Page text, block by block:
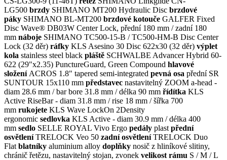
LG500 brzdy SHIMANO MT200 Hydraulic Disc brzdové
páky SHIMANO BL-MT200 brzdové kotouče GALFER Fixed
Disc Wave® DB03W Center Lock, přední 180 mm / zadní 180
mm náboje SHIMANO TC500-15-B / TC500-HM-B Disc Center
Lock (32 děr) ráfky KLS Asesino 30 Disc 622x30 (32 děr) výplet
kola stainless steel black pláště SCHWALBE Advancer Hybrid 60-
622 (29"x2.35) PunctureGuard, Green Compound hlavové
složeníACROS 1.8" tapered semi-integrated pevná osa přední SR
SUNTOUR 15x110 mm představec nastavitelný ZOOM a-head -
diam 28.6 mm / bar bore 31.8 mm / délka 90 mm řídítka KLS
Active RiseBar - diam 31.8 mm / rise 18 mm / šířka 700
mm rukojete KLS Wave LockOn 2Density
ergonomic sedlovka KLS Active - diam 30.9 mm / délka 400
mm sedlo SELLE ROYAL Vivo Ergo pedály plast přední
osvětleníTRELOCK Veo 50 zadní osvětleníTRELOCK Duo
Flat blatníky aluminium alloy doplňky nosič z hliníkové slitiny,
chránič řetězu, nastavitelný stojan, zvonek velikost rámu S / M / L